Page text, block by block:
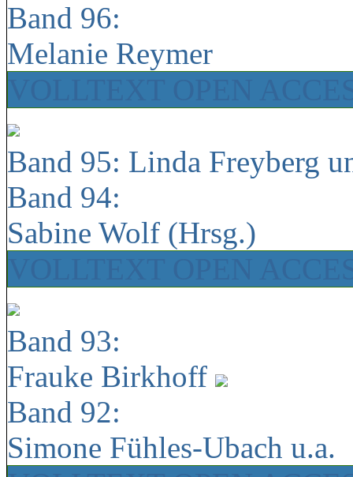
Band 96:
Melanie Reymer
Band 95: Linda Freyberg
Band 94:
Sabine Wolf (Hrsg.)
Band 93:
Frauke Birkhoff
Band 92:
Simone Fühles-Ubach u.a.